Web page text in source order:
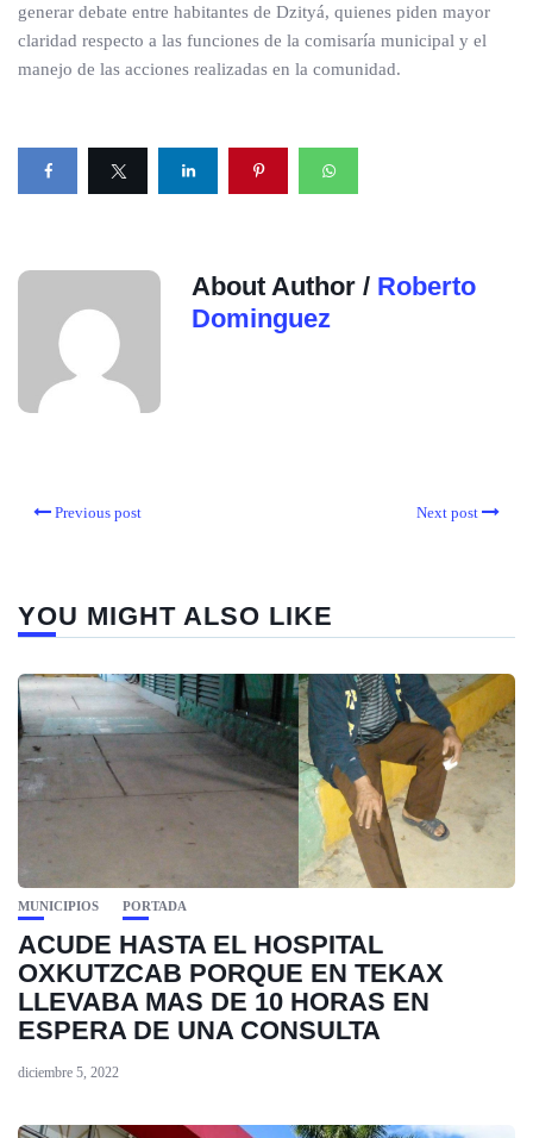
generar debate entre habitantes de Dzityá, quienes piden mayor
claridad respecto a las funciones de la comisaría municipal y el
manejo de las acciones realizadas en la comunidad.
About Author / Roberto
Dominguez
Previous post Next post
YOU MIGHT ALSO LIKE
MUNICIPIOS PORTADA
ACUDE HASTA EL HOSPITAL
OXKUTZCAB PORQUE EN TEKAX
LLEVABA MAS DE 10 HORAS EN
ESPERA DE UNA CONSULTA
diciembre 5, 2022